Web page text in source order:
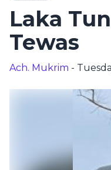
Laka
Tewas
Ach. Mukrim -